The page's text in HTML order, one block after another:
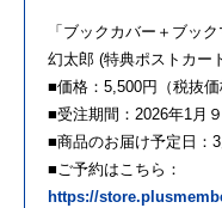
「ブックカバー＋ブッ
幻太郎 (特典ポストカー
■価格：5,500円（税抜価
■受注期間：2026年1月
■商品のお届け予定日：
■ご予約はこちら：
https://